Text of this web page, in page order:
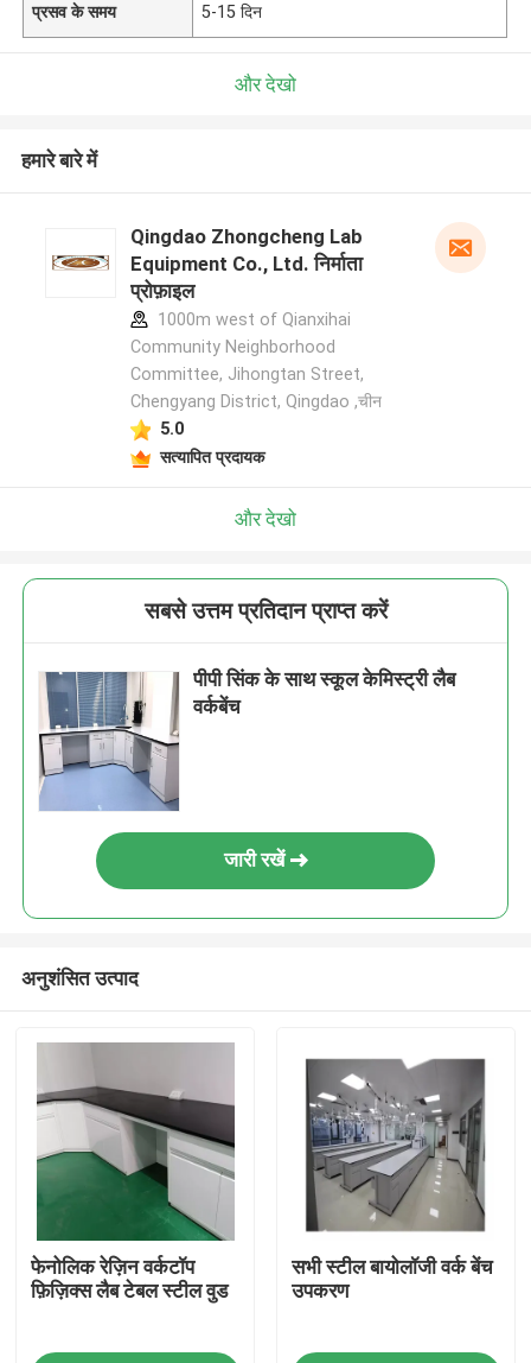
प्रसव के समय 5-15 दिन
और देखो
हमारे बारे में
Qingdao Zhongcheng Lab
Equipment Co., Ltd. निर्माता
प्रोफ़ाइल
1000m west of Qianxihai
Community Neighborhood
Committee, Jihongtan Street,
Chengyang District, Qingdao ,चीन
5.0
सत्यापित प्रदायक
और देखो
सबसे उत्तम प्रतिदान प्राप्त करें
पीपी सिंक के साथ स्कूल केमिस्ट्री लैब
वर्कबेंच
जारी रखें
अनुशंसित उत्पाद
फेनोलिक रेज़िन वर्कटॉप
फ़िज़िक्स लैब टेबल स्टील वुड
सभी स्टील बायोलॉजी वर्क बेंच
उपकरण